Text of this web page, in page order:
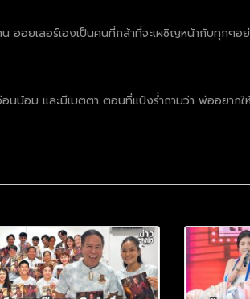
อยเลอร์เองเป็นคนที่กล้าที่จะเผชิญหน้ากับทุกๆ
ม และมีเมตตา ตอนที่แป้งร่ำถามว่า พ่ออยากให้